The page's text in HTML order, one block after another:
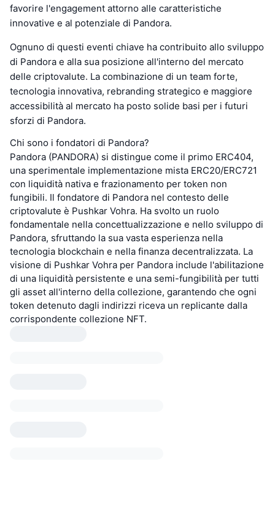
favorire l'engagement attorno alle caratteristiche
innovative e al potenziale di Pandora.
Ognuno di questi eventi chiave ha contribuito allo sviluppo
di Pandora e alla sua posizione all'interno del mercato
delle criptovalute. La combinazione di un team forte,
tecnologia innovativa, rebranding strategico e maggiore
accessibilità al mercato ha posto solide basi per i futuri
sforzi di Pandora.
Chi sono i fondatori di Pandora?
Pandora (PANDORA) si distingue come il primo ERC404,
una sperimentale implementazione mista ERC20/ERC721
con liquidità nativa e frazionamento per token non
fungibili. Il fondatore di Pandora nel contesto delle
criptovalute è Pushkar Vohra. Ha svolto un ruolo
fondamentale nella concettualizzazione e nello sviluppo di
Pandora, sfruttando la sua vasta esperienza nella
tecnologia blockchain e nella finanza decentralizzata. La
visione di Pushkar Vohra per Pandora include l'abilitazione
di una liquidità persistente e una semi-fungibilità per tutti
gli asset all'interno della collezione, garantendo che ogni
token detenuto dagli indirizzi riceva un replicante dalla
corrispondente collezione NFT.